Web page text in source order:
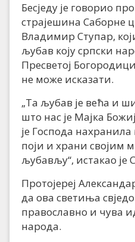
Бесједу је говорио
страјешина Саборне
Владимир Ступар,
љубав коју српски
Пресветој
не може исказати.
„Та љубав је већа и
што нас је Мајка
је Господа
поји и храни својим
љубављу“, истакао је
Протојереј
да ова светиња
православно и чува
народа.